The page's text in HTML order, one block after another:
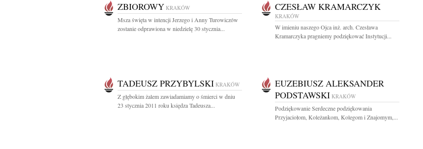
ZBIOROWY KRAKÓW
Msza święta w intencji Jerzego i Anny Turowiczów
zostanie odprawiona w niedzielę 30 stycznia...
CZESŁAW KRAMARCZYK
KRAKÓW
W imieniu naszego Ojca inż. arch. Czesława
Kramarczyka pragniemy podziękować Instytucji...
TADEUSZ PRZYBYLSKI KRAKÓW
Z głębokim żalem zawiadamiamy o śmierci w dniu
23 stycznia 2011 roku księdza Tadeusza...
EUZEBIUSZ ALEKSANDER
PODSTAWSKI KRAKÓW
Podziękowanie Serdeczne podziękowania
Przyjaciołom, Koleżankom, Kolegom i Znajomym,...